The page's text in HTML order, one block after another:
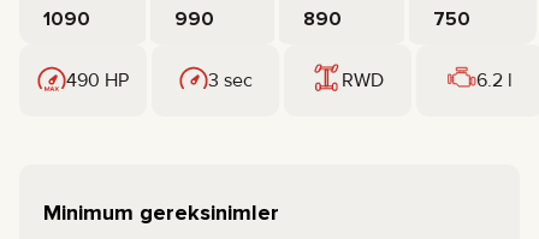
1090 990 890 750
490 HP 3 sec RWD 6.2 l
Minimum gereksinimler